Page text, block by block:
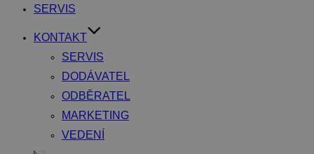
SERVIS
KONTAKT
SERVIS
DODÁVATEL
ODBĚRATEL
MARKETING
VEDENÍ